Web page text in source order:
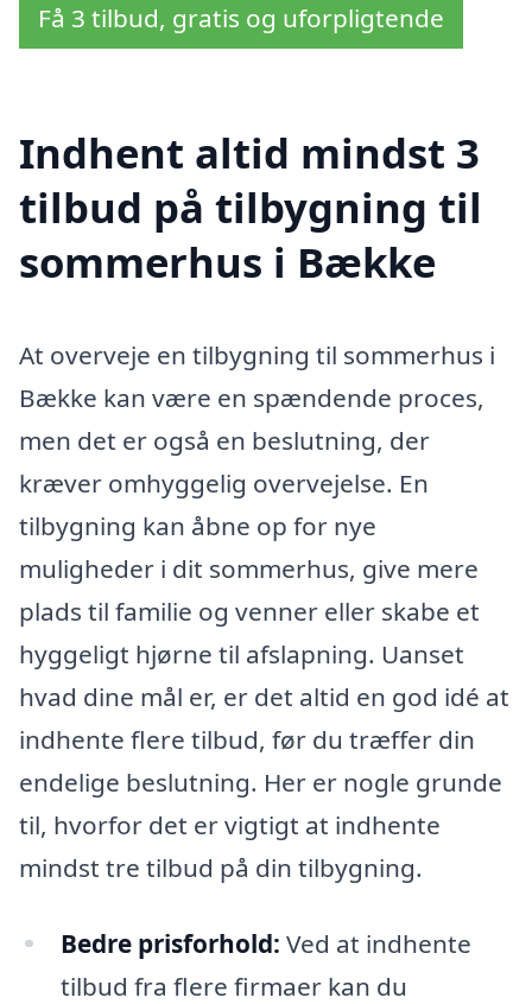
Få 3 tilbud, gratis og uforpligtende
Indhent altid mindst 3
tilbud på tilbygning til
sommerhus i Bække
At overveje en tilbygning til sommerhus i
Bække kan være en spændende proces,
men det er også en beslutning, der
kræver omhyggelig overvejelse. En
tilbygning kan åbne op for nye
muligheder i dit sommerhus, give mere
plads til familie og venner eller skabe et
hyggeligt hjørne til afslapning. Uanset
hvad dine mål er, er det altid en god idé at
indhente flere tilbud, før du træffer din
endelige beslutning. Her er nogle grunde
til, hvorfor det er vigtigt at indhente
mindst tre tilbud på din tilbygning.
Bedre prisforhold: Ved at indhente
tilbud fra flere firmaer kan du